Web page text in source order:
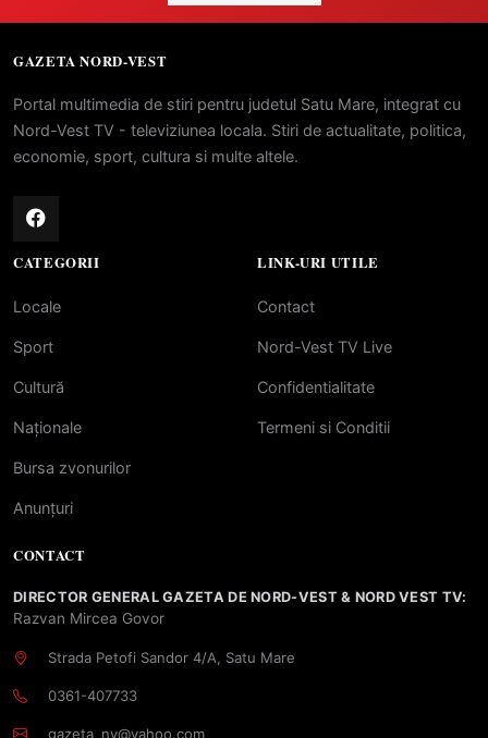
GAZETA NORD-VEST
Portal multimedia de stiri pentru judetul Satu Mare, integrat cu
Nord-Vest TV - televiziunea locala. Stiri de actualitate, politica,
economie, sport, cultura si multe altele.
CATEGORII
Locale
Sport
Cultură
Naționale
Bursa zvonurilor
Anunțuri
LINK-URI UTILE
Contact
Nord-Vest TV Live
Confidentialitate
Termeni si Conditii
CONTACT
DIRECTOR GENERAL GAZETA DE NORD-VEST & NORD VEST TV:
Razvan Mircea Govor
Strada Petofi Sandor 4/A, Satu Mare
0361-407733
gazeta_nv@yahoo.com